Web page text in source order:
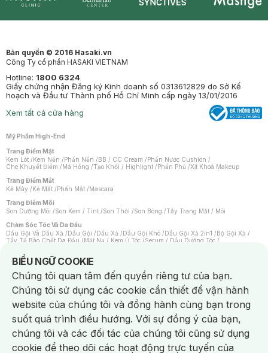
Bản quyền © 2016 Hasaki.vn
Công Ty cổ phần HASAKI VIETNAM
Hotline: 1800 6324
Giấy chứng nhận Đăng ký Kinh doanh số 0313612829 do Sở Kế
hoạch và Đầu tư Thành phố Hồ Chí Minh cấp ngày 13/01/2016
Xem tất cả cửa hàng
Mỹ Phẩm High-End
Trang Điểm Mặt
Kem Lót /Kem Nền /Phấn Nền /BB / CC Cream /Phấn Nước Cushion /
Che Khuyết Điểm /Má Hồng /Tạo Khối / Highlight /Phấn Phủ /Xịt Khoá Makeup
Trang Điểm Mắt
Kẻ Mày /Kẻ Mắt /Phấn Mắt /Mascara
Trang Điểm Môi
Son Dưỡng Môi /Son Kem / Tint /Son Thỏi /Son Bóng /Tẩy Trang Mắt / Môi
Chăm Sóc Tóc Và Da Đầu
Dầu Gội Và Dầu Xả /Dầu Gội /Dầu Xả /Dầu Gội Khô /Dầu Gội Xả 2in1 /Bộ Gội Xả /
Tẩy Tế Bào Chết Da Đầu /Mặt Nạ / Kem Ủ Tóc /Serum / Dầu Dưỡng Tóc /
Máy Sấy Tóc
Lược
Kem Tẩy Lông/Dụng Cụ Tẩy Lông
Nước Hoa
Nước Hoa Nam Nước Hoa Cao Cấp Xịt Thơm Toàn Thân
Nước Hoa Vùng Kín
Chăm Sóc Cá Nhân
Chống Muỗi
Khẩu Trang Máy Massage Mặt Nạ Xông Hơi/Nước Rửa Tay
Sản Phẩm Chăm Sóc Khác/ Bàn Chải Đánh Răng /Bàn Chải Điện/
Hỗ Trợ Trắng Răng / Kem Đánh Răng Máy Tăm Nước Nước Súc Miệng
Tăm / Chỉ Nha Khoa /Xịt Thơm Miệng / Dung Dịch Vệ Sinh/Dưỡng Vùng Kín/
BIỂU NGỮ COOKIE
Notice about cookies usage
Chúng tôi quan tâm đến quyền riêng tư của bạn.
Chúng tôi sử dụng các cookie cần thiết để vận hành
website của chúng tôi và đồng hành cùng bạn trong
suốt quá trình điều hướng. Với sự đồng ý của bạn,
chúng tôi và các đối tác của chúng tôi cũng sử dụng
cookie để theo dõi các hoạt động trực tuyến của